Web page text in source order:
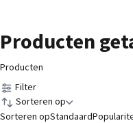
Producten
Producten
Filter
Sorteren op
Sorteren opStandaard